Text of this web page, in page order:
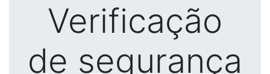
Verificação
de segurança